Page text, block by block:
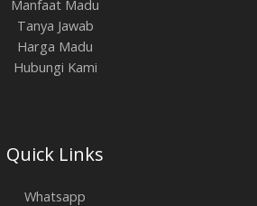
Manfaat Madu
Tanya Jawab
Harga Madu
Hubungi Kami
Quick Links
Whatsapp